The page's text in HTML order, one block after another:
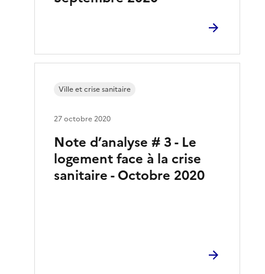
Note d’analyse # 3 - Le
logement face à la crise
sanitaire - Octobre 2020
Ville et crise sanitaire
27 octobre 2020